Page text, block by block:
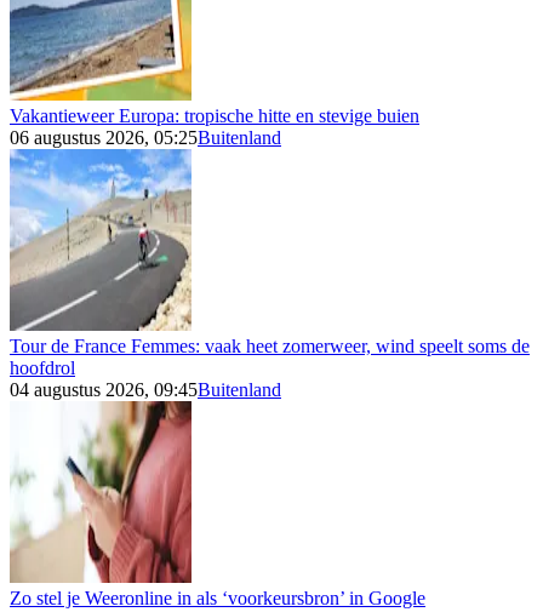
Vakantieweer Europa: tropische hitte en stevige buien
06 augustus 2026, 05:25Buitenland
Tour de France Femmes: vaak heet zomerweer, wind speelt soms de
hoofdrol
04 augustus 2026, 09:45Buitenland
Zo stel je Weeronline in als ‘voorkeursbron’ in Google